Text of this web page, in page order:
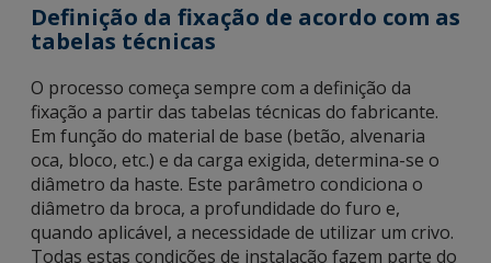
Definição da fixação de acordo com as
tabelas técnicas
O processo começa sempre com a definição da
fixação a partir das tabelas técnicas do fabricante.
Em função do material de base (betão, alvenaria
oca, bloco, etc.) e da carga exigida, determina-se o
diâmetro da haste. Este parâmetro condiciona o
diâmetro da broca, a profundidade do furo e,
quando aplicável, a necessidade de utilizar um crivo.
Todas estas condições de instalação fazem parte do